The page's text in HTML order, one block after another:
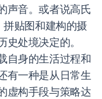
声音。或者说高氏
拼贴图和建构的摄
处境决定的。
自身的生活过程和
有一种是从日常生
虚构手段与策略达